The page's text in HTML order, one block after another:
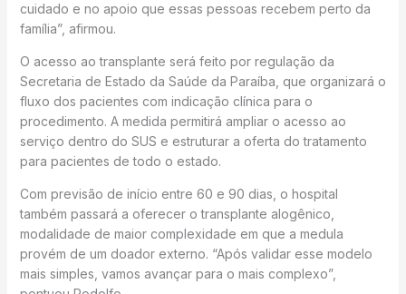
cuidado e no apoio que essas pessoas recebem perto da
família”, afirmou.
O acesso ao transplante será feito por regulação da
Secretaria de Estado da Saúde da Paraíba, que organizará o
fluxo dos pacientes com indicação clínica para o
procedimento. A medida permitirá ampliar o acesso ao
serviço dentro do SUS e estruturar a oferta do tratamento
para pacientes de todo o estado.
Com previsão de início entre 60 e 90 dias, o hospital
também passará a oferecer o transplante alogênico,
modalidade de maior complexidade em que a medula
provém de um doador externo. “Após validar esse modelo
mais simples, vamos avançar para o mais complexo”,